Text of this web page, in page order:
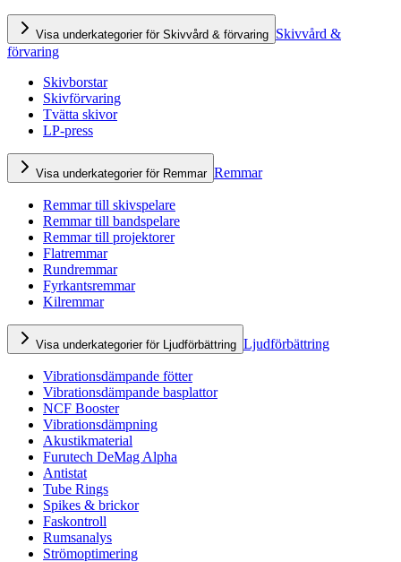
Visa underkategorier för Skivvård & förvaring Skivvård &
förvaring
Skivborstar
Skivförvaring
Tvätta skivor
LP-press
Visa underkategorier för Remmar Remmar
Remmar till skivspelare
Remmar till bandspelare
Remmar till projektorer
Flatremmar
Rundremmar
Fyrkantsremmar
Kilremmar
Visa underkategorier för Ljudförbättring Ljudförbättring
Vibrationsdämpande fötter
Vibrationsdämpande basplattor
NCF Booster
Vibrationsdämpning
Akustikmaterial
Furutech DeMag Alpha
Antistat
Tube Rings
Spikes & brickor
Faskontroll
Rumsanalys
Strömoptimering